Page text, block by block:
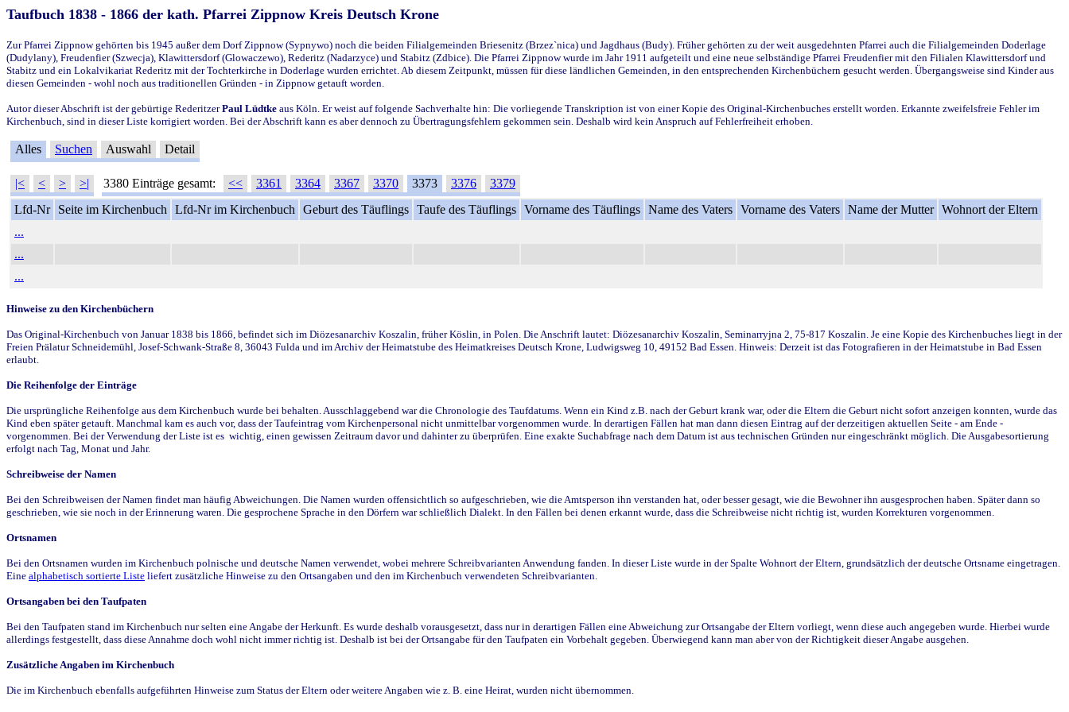
Taufbuch 1838 - 1866 der kath. Pfarrei Zippnow Kreis Deutsch Krone
Zur Pfarrei Zippnow gehörten bis 1945 außer dem Dorf Zippnow (Sypnywo) noch die beiden Filialgemeinden Briesenitz (Brzez`nica) und Jagdhaus (Budy). Früher gehörten zu der weit ausgedehnten Pfarrei auch die Filialgemeinden Doderlage
(Dudylany), Freudenfier (Szwecja), Klawittersdorf (Glowaczewo), Rederitz (Nadarzyce) und Stabitz (Zdbice). Die Pfarrei Zippnow wurde im Jahr 1911 aufgeteilt und eine neue selbständige Pfarrei Freudenfier mit den Filialen Klawittersdorf und
Stabitz und ein Lokalvikariat Rederitz mit der Tochterkirche in Doderlage wurden errichtet. Ab diesem Zeitpunkt, müssen für diese ländlichen Gemeinden, in den entsprechenden Kirchenbüchern gesucht werden. Übergangsweise sind Kinder aus
diesen Gemeinden - wohl noch aus traditionellen Gründen - in Zippnow getauft worden.
Autor dieser Abschrift ist der gebürtige RederitzerPaul Lüdtke aus Köln. Er weist auf folgende Sachverhalte hin: Die vorliegende Transkription ist von einer Kopie des Original-Kirchenbuches erstellt worden. Erkannte zweifelsfreie Fehler im
Kirchenbuch, sind in dieser Liste korrigiert worden. Bei der Abschrift kann es aber dennoch zu Übertragungsfehlern gekommen sein. Deshalb wird kein Anspruch auf Fehlerfreiheit erhoben.
Alles Suchen Auswahl Detail
|< < > >| 3380 Einträge gesamt: << 3361 3364 3367 3370 3373 3376
3379
Lfd-Nr
Seite im Kirchenbuch Lfd-Nr im Kirchenbuch Geburt des Täuflings Taufe des Täuflings Vorname des Täuflings Name des Vaters Vorname des Vaters Name der Mutter Wohnort der Eltern
...
...
...
Hinweise zu den Kirchenbüchern
Das Original-Kirchenbuch von Januar 1838 bis 1866, befindet sich im Diözesanarchiv Koszalin, früher Köslin, in Polen. Die Anschrift lautet: Diözesanarchiv Koszalin, Seminarryjna 2, 75-817 Koszalin. Je eine Kopie des Kirchenbuches liegt in der
Freien Prälatur Schneidemühl, Josef-Schwank-Straße 8, 36043 Fulda und im Archiv der Heimatstube des Heimatkreises Deutsch Krone, Ludwigsweg 10, 49152 Bad Essen. Hinweis: Derzeit ist das Fotografieren in der Heimatstube in Bad Essen
erlaubt.
Die Reihenfolge der Einträge
Die ursprüngliche Reihenfolge aus dem Kirchenbuch wurde bei behalten. Ausschlaggebend war die Chronologie des Taufdatums. Wenn ein Kind z.B. nach der Geburt krank war, oder die Eltern die Geburt nicht sofort anzeigen konnten, wurde das
Kind eben später getauft. Manchmal kam es auch vor, dass der Taufeintrag vom Kirchenpersonal nicht unmittelbar vorgenommen wurde. In derartigen Fällen hat man dann diesen Eintrag auf der derzeitigen aktuellen Seite - am Ende -
vorgenommen. Bei der Verwendung der Liste ist es wichtig, einen gewissen Zeitraum davor und dahinter zu überprüfen. Eine exakte Suchabfrage nach dem Datum ist aus technischen Gründen nur eingeschränkt möglich. Die Ausgabesortierung
erfolgt nach Tag, Monat und Jahr.
Schreibweise der Namen
Bei den Schreibweisen der Namen findet man häufig Abweichungen. Die Namen wurden offensichtlich so aufgeschrieben, wie die Amtsperson ihn verstanden hat, oder besser gesagt, wie die Bewohner ihn ausgesprochen haben. Später dann so
geschrieben, wie sie noch in der Erinnerung waren. Die gesprochene Sprache in den Dörfern war schließlich Dialekt. In den Fällen bei denen erkannt wurde, dass die Schreibweise nicht richtig ist, wurden Korrekturen vorgenommen.
Ortsnamen
Bei den Ortsnamen wurden im Kirchenbuch polnische und deutsche Namen verwendet, wobei mehrere Schreibvarianten Anwendung fanden. In dieser Liste wurde in der Spalte Wohnort der Eltern, grundsätzlich der deutsche Ortsname eingetragen.
Eine alphabetisch sortierte Liste liefert zusätzliche Hinweise zu den Ortsangaben und den im Kirchenbuch verwendeten Schreibvarianten.
Ortsangaben bei den Taufpaten
Bei den Taufpaten stand im Kirchenbuch nur selten eine Angabe der Herkunft. Es wurde deshalb vorausgesetzt, dass nur in derartigen Fällen eine Abweichung zur Ortsangabe der Eltern vorliegt, wenn diese auch angegeben wurde. Hierbei wurde
allerdings festgestellt, dass diese Annahme doch wohl nicht immer richtig ist. Deshalb ist bei der Ortsangabe für den Taufpaten ein Vorbehalt gegeben. Überwiegend kann man aber von der Richtigkeit dieser Angabe ausgehen.
Zusätzliche Angaben im Kirchenbuch
Die im Kirchenbuch ebenfalls aufgeführten Hinweise zum Status der Eltern oder weitere Angaben wie z. B. eine Heirat, wurden nicht übernommen.